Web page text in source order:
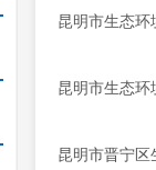
昆明市生态
昆明市生态
昆明市晋宁